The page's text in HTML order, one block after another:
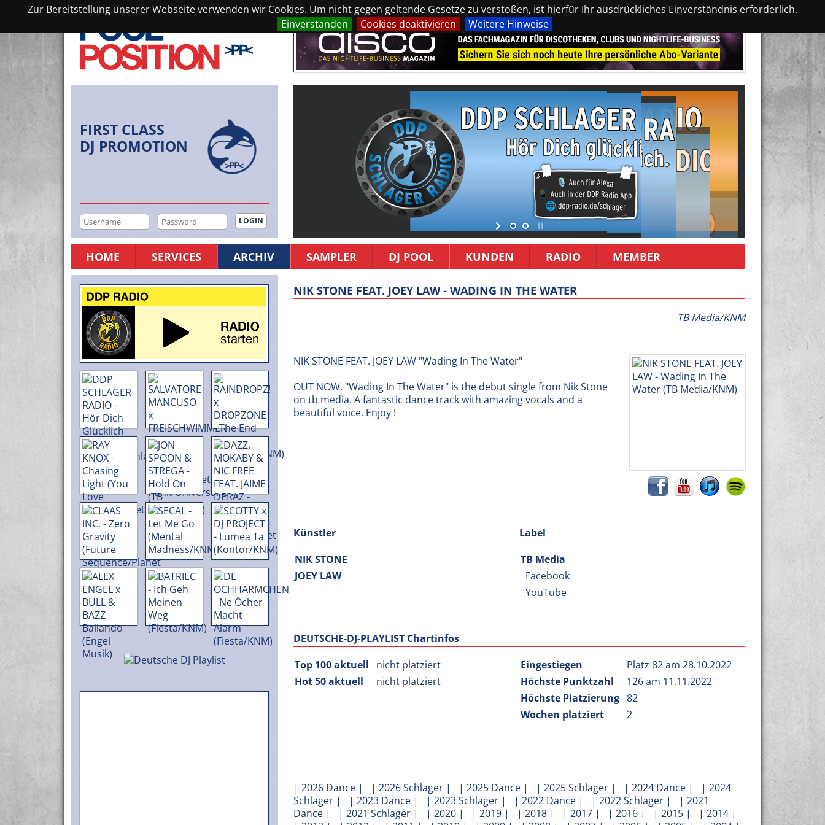
Zur Bereitstellung unserer Webseite verwenden wir Cookies. Um nicht gegen geltende Gesetze zu verstoßen, ist hierfür Ihr ausdrückliches Einverständnis erforderlich.
Einverstanden
Cookies deaktivieren Weitere Hinweise
FIRST CLASS
DJ PROMOTION
HOME SERVICES ARCHIV SAMPLER DJ POOL KUNDEN RADIO MEMBER
NIK STONE FEAT. JOEY LAW - WADING IN THE WATER
TB Media/KNM
NIK STONE FEAT. JOEY LAW "Wading In The Water"
OUT NOW. "Wading In The Water" is the debut single from Nik Stone
on tb media. A fantastic dance track with amazing vocals and a
beautiful voice. Enjoy !
Künstler
NIK STONE
JOEY LAW
Label
TB Media
Facebook
YouTube
DEUTSCHE-DJ-PLAYLIST Chartinfos
Top 100 aktuell
nicht platziert
Hot 50 aktuell
nicht platziert
Eingestiegen
Platz 82 am 28.10.2022
Höchste Punktzahl
126 am 11.11.2022
Höchste Platzierung 82
Wochen platziert
2
| 2026 Dance | | 2026 Schlager | | 2025 Dance | | 2025 Schlager | | 2024 Dance | | 2024
Schlager | | 2023 Dance | | 2023 Schlager | | 2022 Dance | | 2022 Schlager | | 2021
Dance | | 2021 Schlager | | 2020 | | 2019 | | 2018 | | 2017 | | 2016 | | 2015 | | 2014 |